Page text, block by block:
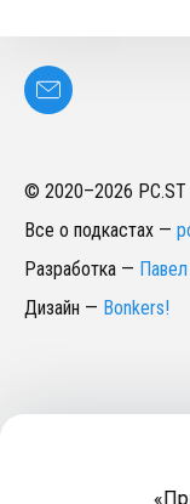
© 2020–2026 PC.ST
Все о подкастах —
Разработка —
Дизайн — Bonkers!